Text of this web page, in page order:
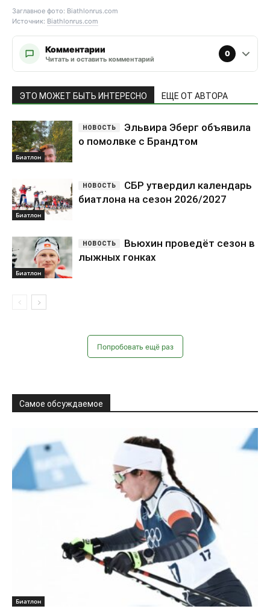
Заглавное фото: Biathlonrus.com
Источник: Biathlonrus.com
Комментарии
Читать и оставить комментарий
0
ЭТО МОЖЕТ БЫТЬ ИНТЕРЕСНО ЕЩЕ ОТ АВТОРА
Биатлон
Эльвира Эберг объявила
о помолвке с Брандтом
Биатлон
СБР утвердил календарь
биатлона на сезон 2026/2027
Биатлон
Вьюхин проведёт сезон в
лыжных гонках
Попробовать ещё раз
Самое обсуждаемое
Биатлон